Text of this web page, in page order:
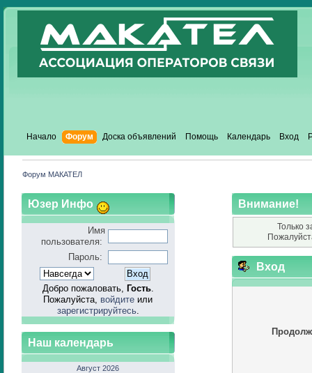
Начало Форум Доска объявлений Помощь Календарь Вход
Форум МАКАТЕЛ
Юзер Инфо
Имя
пользователя:
Пароль:
Добро пожаловать, Гость.
Пожалуйста, войдите или
зарегистрируйтесь.
Наш календарь
Август 2026
Внимание!
Только
Вход